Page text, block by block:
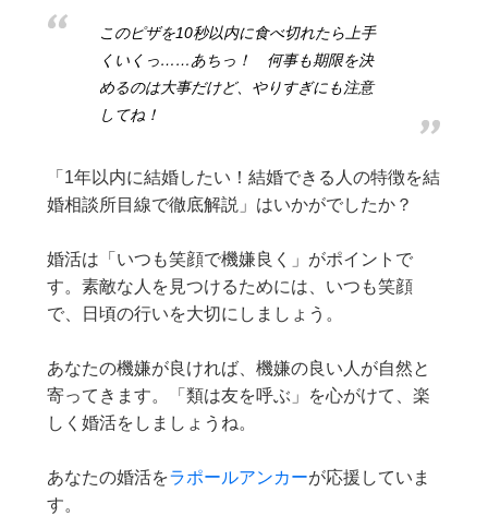
このピザを10秒以内に食べ切れたら上手
くいくっ……あちっ！ 何事も期限を決
めるのは大事だけど、やりすぎにも注意
してね！
「1年以内に結婚したい！結婚できる人の特徴を結
婚相談所目線で徹底解説」はいかがでしたか？
婚活は「いつも笑顔で機嫌良く」がポイントで
す。素敵な人を見つけるためには、いつも笑顔
で、日頃の行いを大切にしましょう。
あなたの機嫌が良ければ、機嫌の良い人が自然と
寄ってきます。「類は友を呼ぶ」を心がけて、楽
しく婚活をしましょうね。
あなたの婚活をラポールアンカーが応援していま
す。